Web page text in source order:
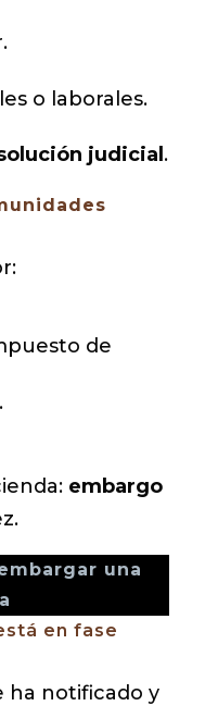
o laborales.
judicial .
de
embargo
una
en fase
ha notificado y